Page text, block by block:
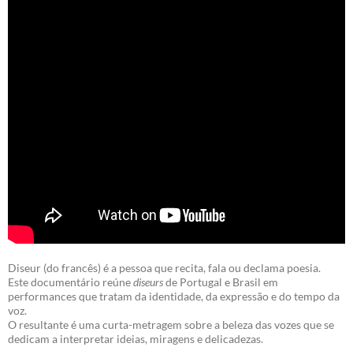
Diseur (do francês) é a pessoa que recita, fala ou declama poesia.
Este documentário reúnediseursde Portugal e Brasil em
performances que tratam da identidade, da expressão e do tempo da
voz.
O resultante é uma curta-metragem sobre a beleza das vozes que se
dedicam a interpretar ideias, miragens e delicadezas.